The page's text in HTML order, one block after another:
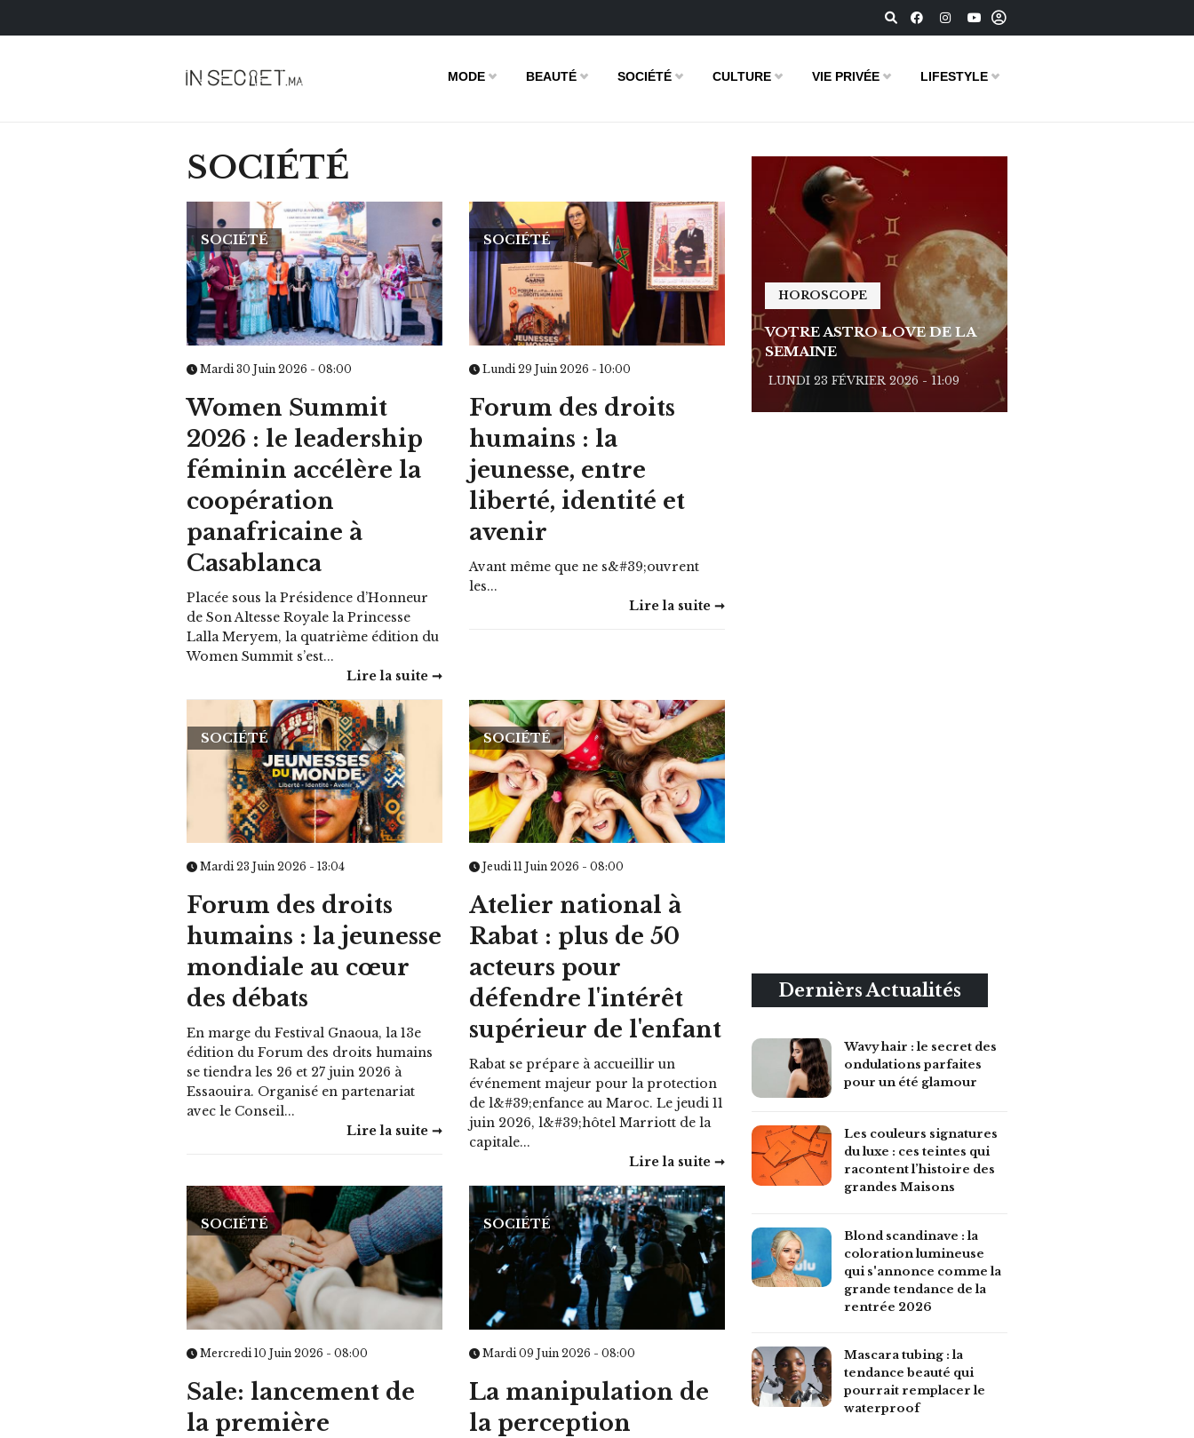
MODE BEAUTÉ SOCIÉTÉ CULTURE VIE PRIVÉE LIFESTYLE
SOCIÉTÉ
SOCIÉTÉ
Mardi 30 Juin 2026 - 08:00
Women Summit
2026 : le leadership
féminin accélère la
coopération
panafricaine à
Casablanca
Placée sous la Présidence d’Honneur
de Son Altesse Royale la Princesse
Lalla Meryem, la quatrième édition du
Women Summit s’est...
Lire la suite ➞
SOCIÉTÉ
Lundi 29 Juin 2026 - 10:00
Forum des droits
humains : la
jeunesse, entre
liberté, identité et
avenir
Avant même que ne s&#39;ouvrent
les...
Lire la suite ➞
SOCIÉTÉ
Mardi 23 Juin 2026 - 13:04
Forum des droits
humains : la jeunesse
mondiale au cœur
des débats
En marge du Festival Gnaoua, la 13e
édition du Forum des droits humains
se tiendra les 26 et 27 juin 2026 à
Essaouira. Organisé en partenariat
avec le Conseil...
Lire la suite ➞
SOCIÉTÉ
Jeudi 11 Juin 2026 - 08:00
Atelier national à
Rabat : plus de 50
acteurs pour
défendre l'intérêt
supérieur de l'enfant
Rabat se prépare à accueillir un
événement majeur pour la protection
de l&#39;enfance au Maroc. Le jeudi 11
juin 2026, l&#39;hôtel Marriott de la
capitale...
Lire la suite ➞
SOCIÉTÉ
Mercredi 10 Juin 2026 - 08:00
Sale: lancement de
la première
SOCIÉTÉ
Mardi 09 Juin 2026 - 08:00
La manipulation de
la perception
HOROSCOPE
VOTRE ASTRO LOVE DE LA
SEMAINE
HOROSCOPE
VOTRE ASTRO LOVE DE LA
SEMAINE
HOROSCOPE
VOTRE ASTRO LOVE DE LA
SEMAINE
LUNDI 23 FÉVRIER 2026 - 11:09
Dernièrs Actualités
Wavy hair : le secret des
ondulations parfaites
pour un été glamour
Les couleurs signatures
du luxe : ces teintes qui
racontent l’histoire des
grandes Maisons
Blond scandinave : la
coloration lumineuse
qui s'annonce comme la
grande tendance de la
rentrée 2026
Mascara tubing : la
tendance beauté qui
pourrait remplacer le
waterproof